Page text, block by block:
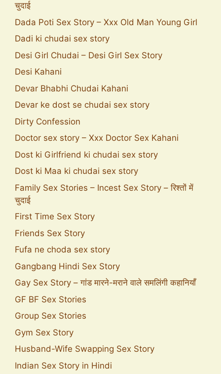
चुदाई
Dada Poti Sex Story – Xxx Old Man Young Girl
Dadi ki chudai sex story
Desi Girl Chudai – Desi Girl Sex Story
Desi Kahani
Devar Bhabhi Chudai Kahani
Devar ke dost se chudai sex story
Dirty Confession
Doctor sex story – Xxx Doctor Sex Kahani
Dost ki Girlfriend ki chudai sex story
Dost ki Maa ki chudai sex story
Family Sex Stories – Incest Sex Story – रिश्तों में
चुदाई
First Time Sex Story
Friends Sex Story
Fufa ne choda sex story
Gangbang Hindi Sex Story
Gay Sex Story – गांड मारने-मराने वाले समलिंगी कहानियाँ
GF BF Sex Stories
Group Sex Stories
Gym Sex Story
Husband-Wife Swapping Sex Story
Indian Sex Story in Hindi